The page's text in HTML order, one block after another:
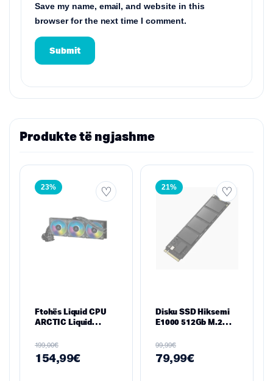
Save my name, email, and website in this
browser for the next time I comment.
Produkte të ngjashme
23%
Ftohës Liquid CPU
ARCTIC Liquid
– Radiator 420 mm,
A-RGB, Multi-Socket
(Intel & AMD)
199,00€
154,99€
21%
Disku SSD Hiksemi
E1000 512Gb M.2
99,99€
79,99€